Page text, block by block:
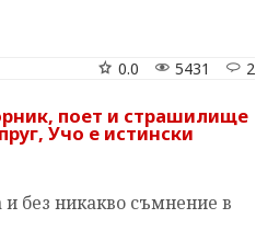
2
5431
0.0
поет и страшилище
Учо е истински
и без никакво съмнение в